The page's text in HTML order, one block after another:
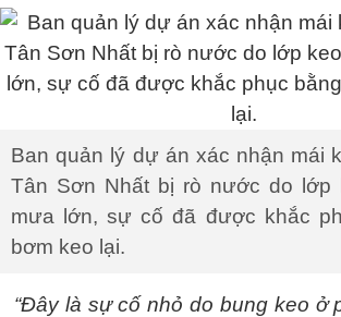
Ban quản lý dự án xác nhận mái
Tân Sơn Nhất bị rò nước do lớp
mưa lớn, sự cố đã được khắc
bơm keo lại.
“Đây là sự cố nhỏ do bung keo ở